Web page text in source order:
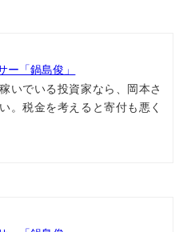
ー「鍋島俊」
いでいる投資家なら、岡本さ
。税金を考えると寄付も悪く